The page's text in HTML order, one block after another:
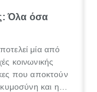
Όλα όσα
μία από
κοινωνικής
που αποκτούν
και η